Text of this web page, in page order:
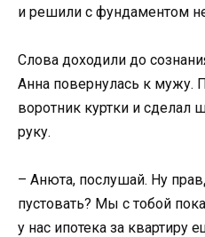
и решили с фундаментом не
Слова доходили до
Анна повернулась к мужу.
воротник куртки и сделал
руку.
– Анюта, послушай. Ну
пустовать? Мы с тобой
у нас ипотека за квартиру